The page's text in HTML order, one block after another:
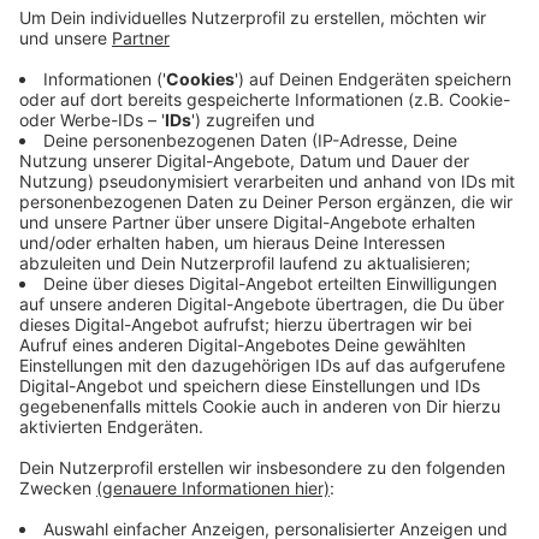
geht es unter anderem um eine Freundschaft
zwischen zwei jungen Frauen in der Zeit des
natürlichen Look, ohne sichtbare Tattoos,
Piercings oder gefärbte Haare. Bevorzugt werden
Männer mit längeren Haaren. Die Komparsen
erhalten eine Tagesgage.
Hiergeht es zu weiteren Infos.
Veröffentlicht:Mittwoch, 15.07.2020 13:52
Anzeige
Anzeige